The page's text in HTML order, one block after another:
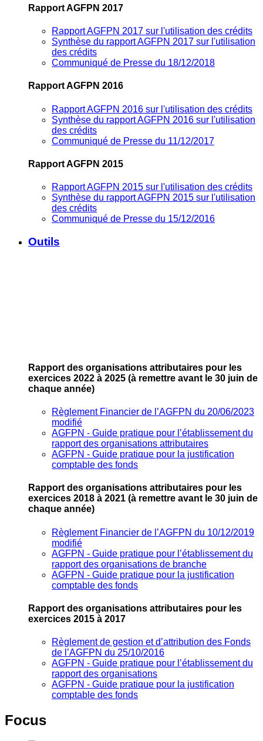
Rapport AGFPN 2017
Rapport AGFPN 2017 sur l'utilisation des crédits
Synthèse du rapport AGFPN 2017 sur l'utilisation
des crédits
Communiqué de Presse du 18/12/2018
Rapport AGFPN 2016
Rapport AGFPN 2016 sur l'utilisation des crédits
Synthèse du rapport AGFPN 2016 sur l'utilisation
des crédits
Communiqué de Presse du 11/12/2017
Rapport AGFPN 2015
Rapport AGFPN 2015 sur l'utilisation des crédits
Synthèse du rapport AGFPN 2015 sur l'utilisation
des crédits
Communiqué de Presse du 15/12/2016
Outils
Rapport des organisations attributaires pour les
exercices 2022 à 2025 (à remettre avant le 30 juin de
chaque année)
Règlement Financier de l’AGFPN du 20/06/2023
modifié
AGFPN ‐ Guide pratique pour l’établissement du
rapport des organisations attributaires
AGFPN ‐ Guide pratique pour la justification
comptable des fonds
Rapport des organisations attributaires pour les
exercices 2018 à 2021 (à remettre avant le 30 juin de
chaque année)
Règlement Financier de l’AGFPN du 10/12/2019
modifié
AGFPN ‐ Guide pratique pour l’établissement du
rapport des organisations de branche
AGFPN ‐ Guide pratique pour la justification
comptable des fonds
Rapport des organisations attributaires pour les
exercices 2015 à 2017
Règlement de gestion et d’attribution des Fonds
de l’AGFPN du 25/10/2016
AGFPN ‐ Guide pratique pour l’établissement du
rapport des organisations
AGFPN ‐ Guide pratique pour la justification
comptable des fonds
Focus